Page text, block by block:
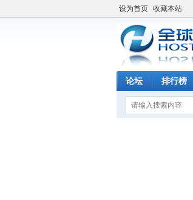
设为首页 收藏本站
论坛 排行榜